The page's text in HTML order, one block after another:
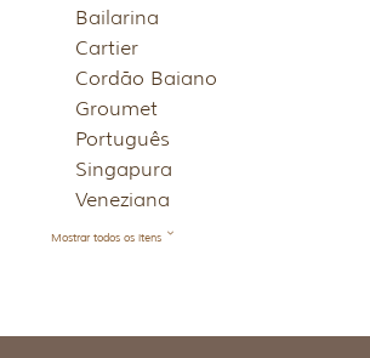
Bailarina
Cartier
Cordão Baiano
Groumet
Português
Singapura
Veneziana
Mostrar todos os itens